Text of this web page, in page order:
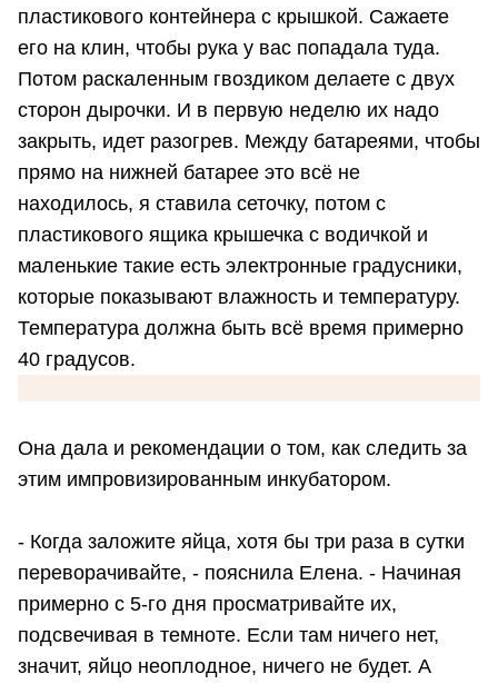
пластикового контейнера с крышкой. Сажаете
его на клин, чтобы рука у вас попадала туда.
Потом раскаленным гвоздиком делаете с двух
сторон дырочки. И в первую неделю их надо
закрыть, идет разогрев. Между батареями, чтобы
прямо на нижней батарее это всё не
находилось, я ставила сеточку, потом с
пластикового ящика крышечка с водичкой и
маленькие такие есть электронные градусники,
которые показывают влажность и температуру.
Температура должна быть всё время примерно
40 градусов.
Она дала и рекомендации о том, как следить за
этим импровизированным инкубатором.
- Когда заложите яйца, хотя бы три раза в сутки
переворачивайте, - пояснила Елена. - Начиная
примерно с 5-го дня просматривайте их,
подсвечивая в темноте. Если там ничего нет,
значит, яйцо неоплодное, ничего не будет. А